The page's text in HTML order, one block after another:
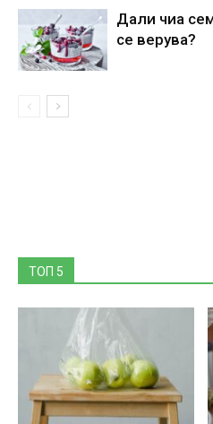
Дали чиа
се верува?
ТОП 5